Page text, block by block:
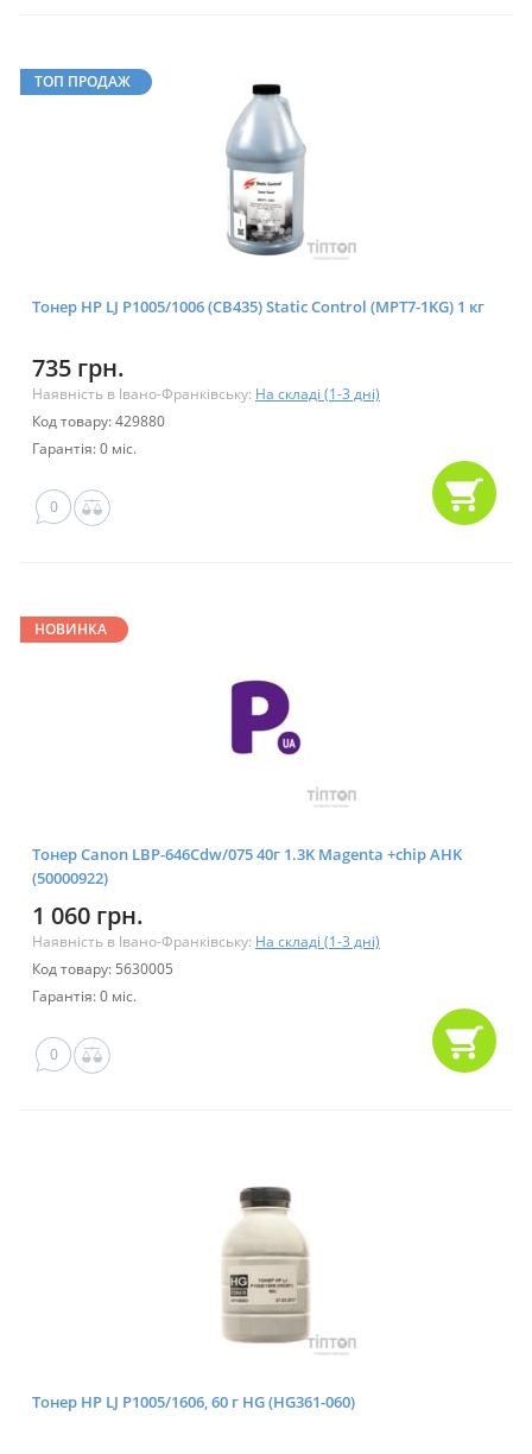
ТОП ПРОДАЖ
Тонер HP LJ P1005/1006 (CB435) Static Control (MPT7-1KG) 1 кг
735 грн.
Наявність в Івано-Франківську: На складі (1-3 дні)
Код товару: 429880
Гарантія: 0 міс.
0
НОВИНКА
Тонер Canon LBP-646Cdw/075 40г 1.3K Magenta +chip AHK
(50000922)
1 060 грн.
Наявність в Івано-Франківську: На складі (1-3 дні)
Код товару: 5630005
Гарантія: 0 міс.
0
Тонер HP LJ P1005/1606, 60 г HG (HG361-060)